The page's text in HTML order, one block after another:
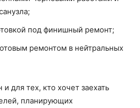
под финишный ремонт;
ремонтом в нейтральных
для тех, кто хочет заехать
планирующих